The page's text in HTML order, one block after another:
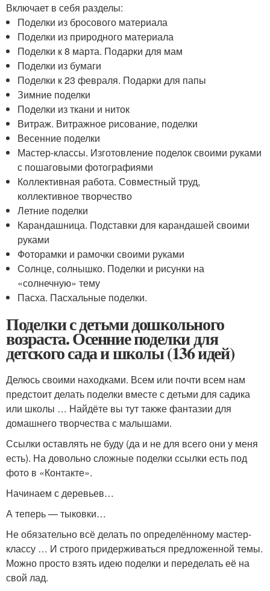
Включает в себя разделы:
Поделки из бросового материала
Поделки из природного материала
Поделки к 8 марта. Подарки для мам
Поделки из бумаги
Поделки к 23 февраля. Подарки для папы
Зимние поделки
Поделки из ткани и ниток
Витраж. Витражное рисование, поделки
Весенние поделки
Мастер-классы. Изготовление поделок своими руками
с пошаговыми фотографиями
Коллективная работа. Совместный труд,
коллективное творчество
Летние поделки
Карандашница. Подставки для карандашей своими
руками
Фоторамки и рамочки своими руками
Солнце, солнышко. Поделки и рисунки на
«солнечную» тему
Пасха. Пасхальные поделки.
Поделки с детьми дошкольного
возраста. Осенние поделки для
детского сада и школы (136 идей)
Делюсь своими находками. Всем или почти всем нам
предстоит делать поделки вместе с детьми для садика
или школы … Найдёте вы тут также фантазии для
домашнего творчества с малышами.
Ссылки оставлять не буду (да и не для всего они у меня
есть). На довольно сложные поделки ссылки есть под
фото в «Контакте».
Начинаем с деревьев…
А теперь — тыковки…
Не обязательно всё делать по определённому мастер-
классу … И строго придерживаться предложенной темы.
Можно просто взять идею поделки и переделать её на
свой лад.